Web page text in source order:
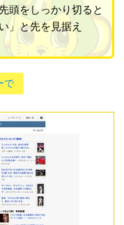
頭をしっかり切ると
」と先を見据え
で